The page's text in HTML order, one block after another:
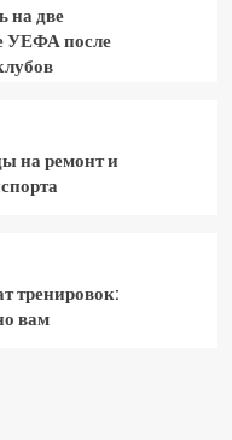
на две
УЕФА после
на ремонт и
тренировок:
вам